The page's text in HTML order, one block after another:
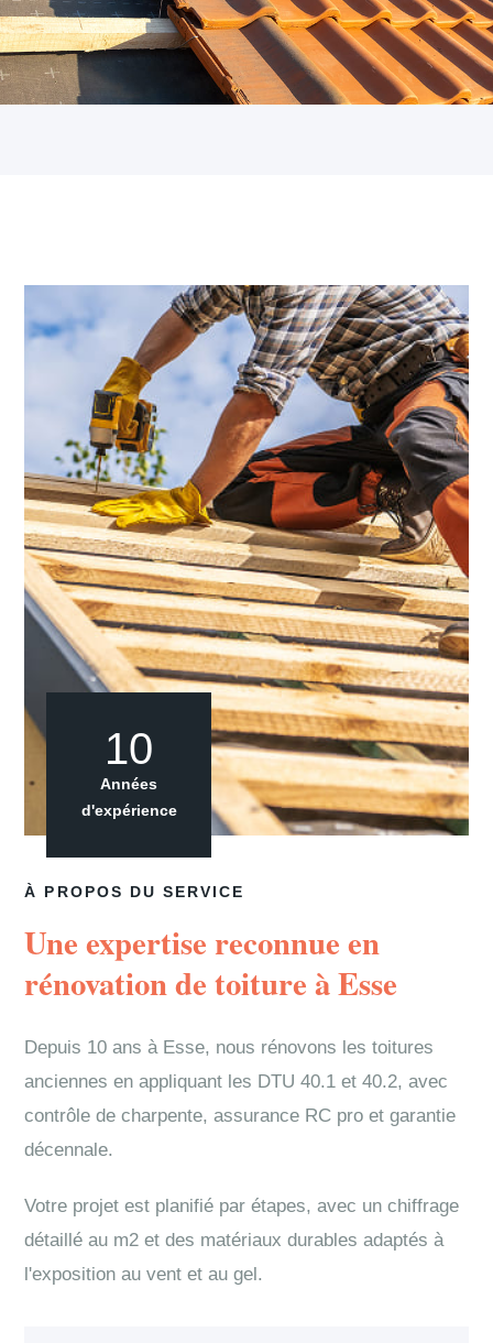
À PROPOS DU SERVICE
Une expertise reconnue en
rénovation de toiture à Esse
Depuis 10 ans à Esse, nous rénovons les toitures
anciennes en appliquant les DTU 40.1 et 40.2, avec
contrôle de charpente, assurance RC pro et garantie
décennale.
Votre projet est planifié par étapes, avec un chiffrage
détaillé au m2 et des matériaux durables adaptés à
l'exposition au vent et au gel.
10
Années
d'expérience